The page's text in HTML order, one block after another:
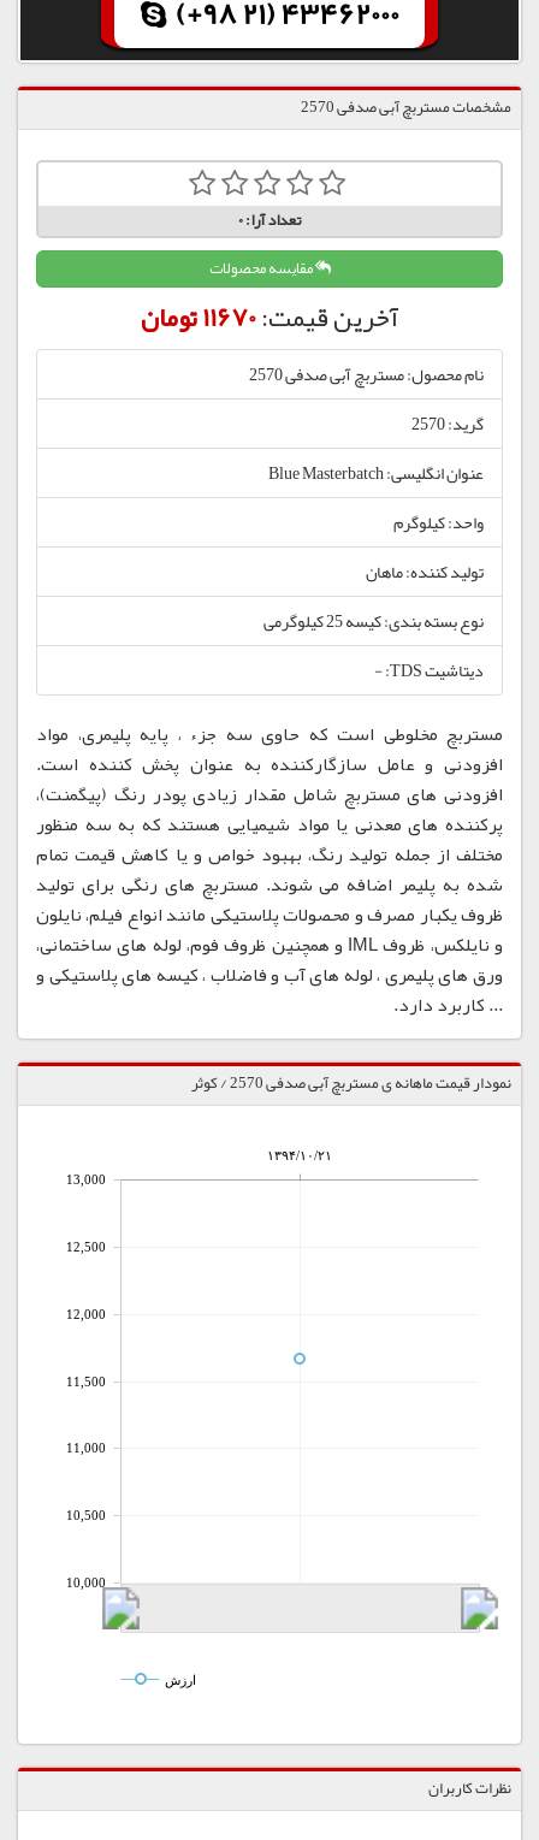
(+98 21) 43462000
مشخصات مستربچ آبی صدفی 2570
تعداد آرا:0
مقایسه محصولات
آخرین قیمت:11670 تومان
نام محصول: مستربچ آبی صدفی 2570
گرید: 2570
عنوان انگلیسی: Blue Masterbatch
واحد: کیلوگرم
تولید کننده: ماهان
نوع بسته بندی: کیسه 25 کیلوگرمی
دیتاشیت TDS: -
مستربچ مخلوطی است که حاوی سه جزء ، پایه پلیمری، مواد
افزودنی و عامل سازگارکننده به عنوان پخش کننده است.
افزودنی های مستربچ شامل مقدار زیادی پودر رنگ (پیگمنت)،
پرکننده های معدنی یا مواد شیمیایی هستند که به سه منظور
مختلف از جمله تولید رنگ، بهبود خواص و یا کاهش قیمت تمام
شده به پلیمر اضافه می شوند. مستربچ های رنگی برای تولید
ظروف یکبار مصرف و محصولات پلاستیکی مانند انواع فیلم، نایلون
و نایلکس، ظروف IML و همچنین ظروف فوم، لوله های ساختمانی،
ورق های پلیمری ، لوله های آب و فاضلاب ، کیسه های پلاستیکی و
... کاربرد دارد.
نمودار قیمت ماهانه ی مستربچ آبی صدفی 2570 / کوثر
۱۳۹۴/۱۰/۲۱
10,000
10,500
11,000
11,500
12,000
12,500
13,000
ارزش
نظرات کاربران